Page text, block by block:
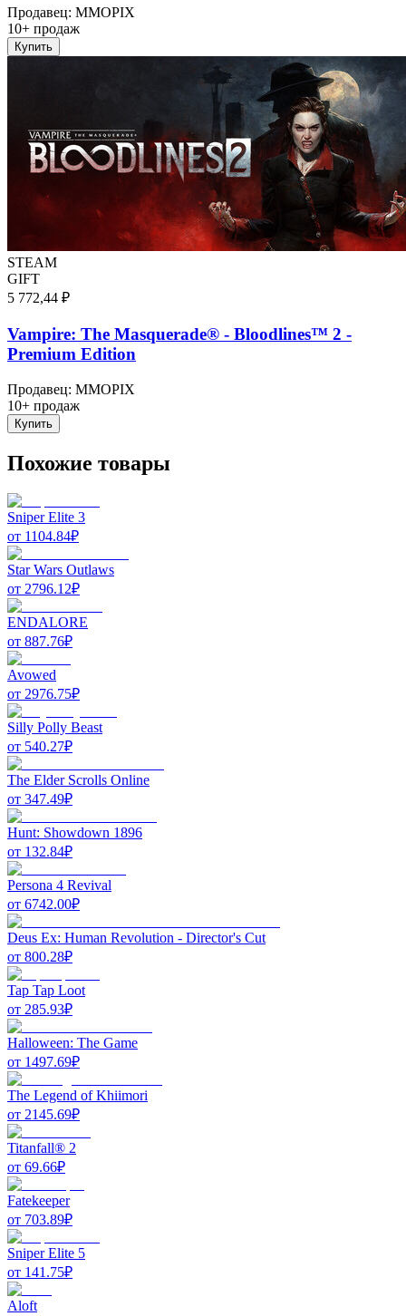
Продавец: MMOPIX
10+ продаж
Купить
STEAM
GIFT
5 772,44 ₽
Vampire: The Masquerade® - Bloodlines™ 2 -
Premium Edition
Продавец: MMOPIX
10+ продаж
Купить
Похожие товары
Sniper Elite 3
от 1104.84₽
Star Wars Outlaws
от 2796.12₽
ENDALORE
от 887.76₽
Avowed
от 2976.75₽
Silly Polly Beast
от 540.27₽
The Elder Scrolls Online
от 347.49₽
Hunt: Showdown 1896
от 132.84₽
Persona 4 Revival
от 6742.00₽
Deus Ex: Human Revolution - Director's Cut
от 800.28₽
Tap Tap Loot
от 285.93₽
Halloween: The Game
от 1497.69₽
The Legend of Khiimori
от 2145.69₽
Titanfall® 2
от 69.66₽
Fatekeeper
от 703.89₽
Sniper Elite 5
от 141.75₽
Aloft